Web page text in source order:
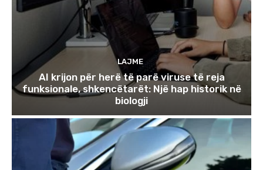
LAJME
AI krijon për herë të parë viruse të reja
funksionale, shkencëtarët: Një hap historik në
biologji